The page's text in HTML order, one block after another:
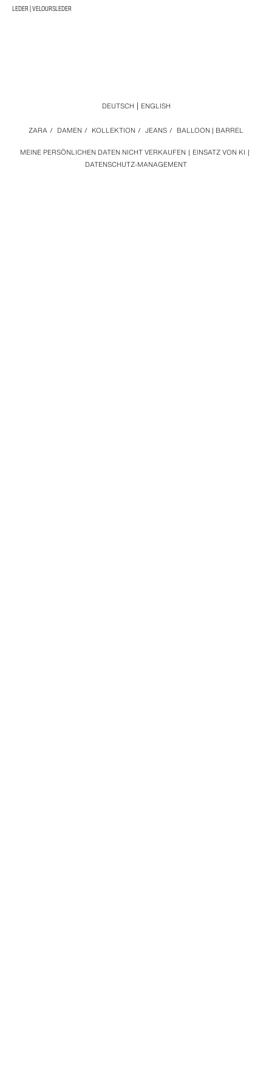
LEDER | VELOURSLEDER
MEINE PERSÖNLICHEN DATEN NICHT VERKAUFEN
EINSATZ VON KI
DATENSCHUTZ-MANAGEMENT
ZARA / DAMEN / KOLLEKTION / JEANS / BALLOON | BARREL
DEUTSCH ENGLISH